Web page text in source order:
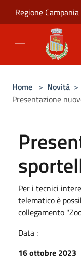
Regione Campania
Home > Novità >
Presentazione
Per i tecnici
telematico è
collegamento
Data :
16 ottobre 2023